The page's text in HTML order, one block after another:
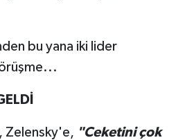
bu yana iki lider
Zelensky'e, "Ceketini çok